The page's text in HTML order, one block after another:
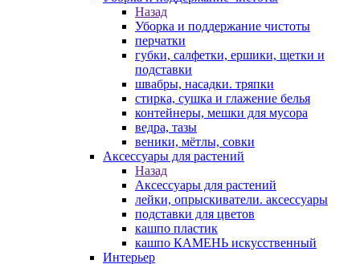
Назад
Уборка и поддержание чистоты
перчатки
губки, салфетки, ершики, щетки и
подставки
швабры, насадки. тряпки
стирка, сушка и глажение белья
контейнеры, мешки для мусора
ведра, тазы
веники, мётлы, совки
Аксессуары для растений
Назад
Аксессуары для растений
лейки, опрыскиватели. аксессуары
подставки для цветов
кашпо пластик
кашпо КАМЕНЬ искусственный
Интерьер